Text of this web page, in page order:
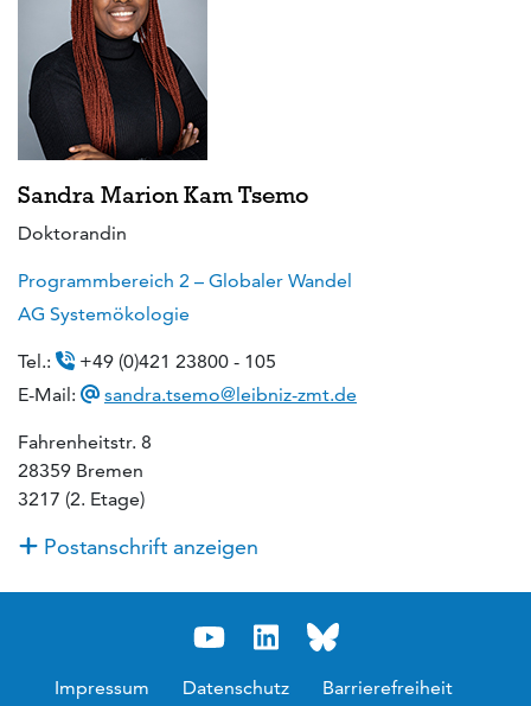
Sandra Marion Kam Tsemo
Doktorandin
Programmbereich 2 – Globaler Wandel
AG Systemökologie
Tel.:
+49 (0)421 23800 - 105
E-Mail:
sandra.tsemo@leibniz-zmt.de
Fahrenheitstr. 8
28359 Bremen
3217 (2. Etage)
Postanschrift anzeigen
Impressum Datenschutz
Barrierefreiheit